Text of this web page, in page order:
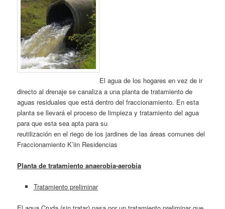
El agua de los hogares en vez de ir
directo al drenaje se canaliza a una planta de tratamiento de
aguas residuales que está dentro del fraccionamiento. En esta
planta se llevará el proceso de limpieza y tratamiento del agua
para que esta sea apta para su
reutilización en el riego de los jardines de las áreas comunes del
Fraccionamiento K’iin Residencias
Planta de tratamiento anaerobia-aerobia
Tratamiento preliminar